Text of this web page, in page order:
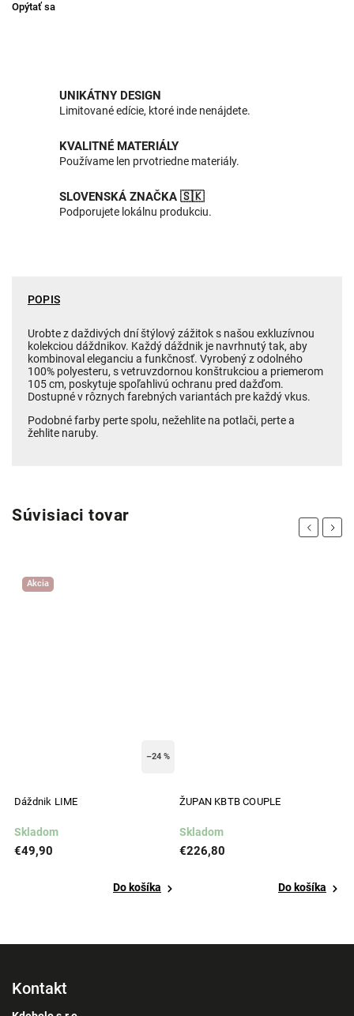
Opýtať sa
UNIKÁTNY DESIGN
Limitované edície, ktoré inde nenájdete.
KVALITNÉ MATERIÁLY
Používame len prvotriedne materiály.
SLOVENSKÁ ZNAČKA 🇸🇰
Podporujete lokálnu produkciu.
POPIS
Urobte z daždivých dní štýlový zážitok s našou exkluzívnou
kolekciou dáždnikov. Každý dáždnik je navrhnutý tak, aby
kombinoval eleganciu a funkčnosť. Vyrobený z odolného
100% polyesteru, s vetruvzdornou konštrukciou a priemerom
105 cm, poskytuje spoľahlivú ochranu pred dažďom.
Dostupné v rôznych farebných variantách pre každý vkus.
Podobné farby perte spolu, nežehlite na potlači, perte a
žehlite naruby.
Súvisiaci tovar
Previous
Akcia
–24 %
Dáždnik LIME
Skladom
€49,90
Do košíka
ŽUPAN KBTB COUPLE
Skladom
€226,80
Do košíka
Next
Kontakt